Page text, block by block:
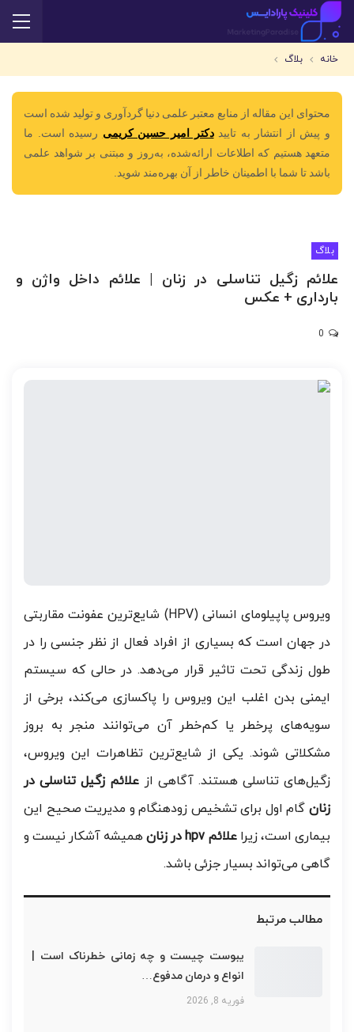
خانه بلاگ
محتوای این مقاله از منابع معتبر علمی دنیا گردآوری و تولید شده است
و پیش از انتشار به تاییددکتر امیر حسین کریمی رسیده است. ما
متعهد هستیم که اطلاعات ارائه‌شده، به‌روز و مبتنی بر شواهد علمی
باشد تا شما با اطمینان خاطر از آن بهره‌مند شوید.
بلاگ
علائم زگیل تناسلی در زنان | علائم داخل واژن و
بارداری + عکس
ویروس پاپیلومای انسانی (HPV) شایع‌ترین عفونت مقاربتی
در جهان است که بسیاری از افراد فعال از نظر جنسی را در
طول زندگی تحت تاثیر قرار می‌دهد. در حالی که سیستم
ایمنی بدن اغلب این ویروس را پاکسازی می‌کند، برخی از
سویه‌های پرخطر یا کم‌خطر آن می‌توانند منجر به بروز
مشکلاتی شوند. یکی از شایع‌ترین تظاهرات این ویروس،
زگیل‌های تناسلی هستند. آگاهی از علائم زگیل تناسلی در
زنان گام اول برای تشخیص زودهنگام و مدیریت صحیح این
بیماری است، زیرا علائم hpv در زنان
همیشه آشکار نیست و
گاهی می‌تواند بسیار جزئی باشد.
مطالب مرتبط
یبوست چیست و چه زمانی خطرناک است |
انواع و درمان مدفوع…
فوریه 8, 2026